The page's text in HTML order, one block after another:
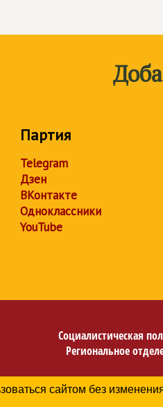
Партия
Telegram
Дзен
ВКонтакте
Одноклассники
YouTube
Социалистическая
Региональное
Политика в
сайтом без